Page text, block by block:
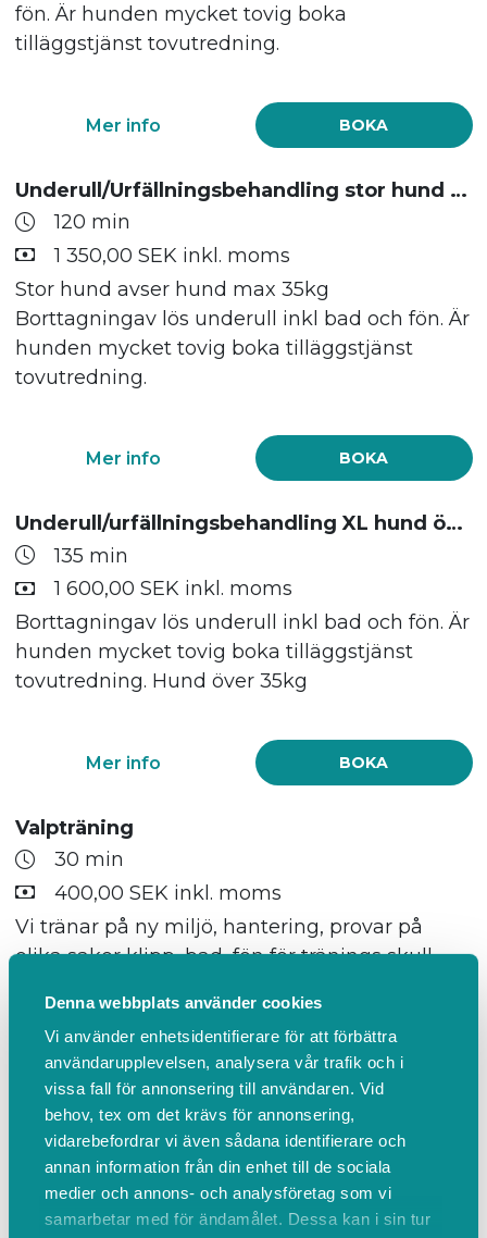
Denna webbplats använder cookies
Vi använder enhetsidentifierare för att förbättra
användarupplevelsen, analysera vår trafik och i
vissa fall för annonsering till användaren. Vid
behov, tex om det krävs för annonsering,
vidarebefordrar vi även sådana identifierare och
annan information från din enhet till de sociala
medier och annons- och analysföretag som vi
samarbetar med för ändamålet. Dessa kan i sin tur
fön. Är hunden mycket tovig boka
tilläggstjänst tovutredning.
BOKA
Mer info
Underull/Urfällningsbehandling stor hund max 35kg
120 min
1 350,00 SEK inkl. moms
Stor hund avser hund max 35kg
Borttagningav lös underull inkl bad och fön. Är
hunden mycket tovig boka tilläggstjänst
tovutredning.
BOKA
Mer info
Underull/urfällningsbehandling XL hund över 35kg
135 min
1 600,00 SEK inkl. moms
Borttagningav lös underull inkl bad och fön. Är
hunden mycket tovig boka tilläggstjänst
tovutredning. Hund över 35kg
BOKA
Mer info
Valpträning
30 min
400,00 SEK inkl. moms
Vi tränar på ny miljö, hantering, provar på
olika saker klipp, bad, fön för tränings skull
valpens favoritgodis, mjukost, köttbullar, korv
osv.
BOKA
Mer info
Vardagsklippning liten hund max 10kg
75 min